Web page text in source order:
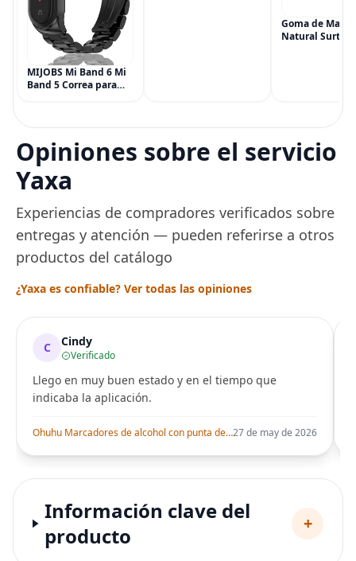
MIJOBS Mi Band 6 Mi
Band 5 Correa para
de metal para Mi
Smart Band 6
Goma de
Natural
Opiniones sobre el servicio
Yaxa
Experiencias de compradores verificados sobre
entregas y atención — pueden referirse a otros
productos del catálogo
¿Yaxa es confiable? Ver todas las opiniones
C Cindy
Verificado
Llego en muy buen estado y en el tiempo que
indicaba la aplicación.
Ohuhu Marcadores de alcohol con punta de pincel – Juego de marcadores artísticos de doble punta con certificación AP para artistas adultos27 de may de 2026
Información clave del
producto
+